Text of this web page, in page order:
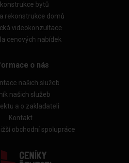
bytů
rekonstrukce domů
videokonzultace
cenových nabídek
o nás
našich služeb
našich služeb
a o zakladateli
Kontakt
obchodní spolupráce